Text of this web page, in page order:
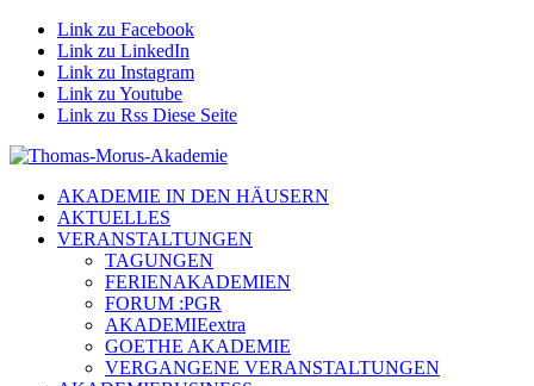
Link zu Facebook
Link zu LinkedIn
Link zu Instagram
Link zu Youtube
Link zu Rss Diese Seite
AKADEMIE IN DEN HÄUSERN
AKTUELLES
VERANSTALTUNGEN
TAGUNGEN
FERIENAKADEMIEN
FORUM :PGR
AKADEMIEextra
GOETHE AKADEMIE
VERGANGENE VERANSTALTUNGEN